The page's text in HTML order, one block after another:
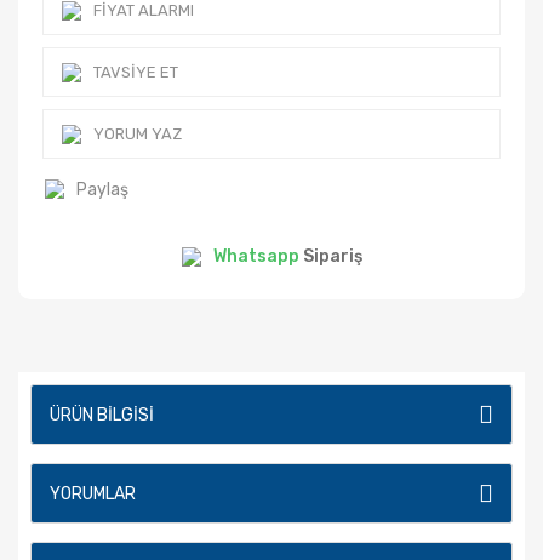
FIYAT ALARMI
TAVSIYE ET
YORUM YAZ
Paylaş
Whatsapp Sipariş
ÜRÜN BILGISI
YORUMLAR